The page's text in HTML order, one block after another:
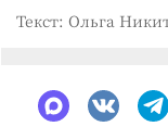
Текст: Ольга